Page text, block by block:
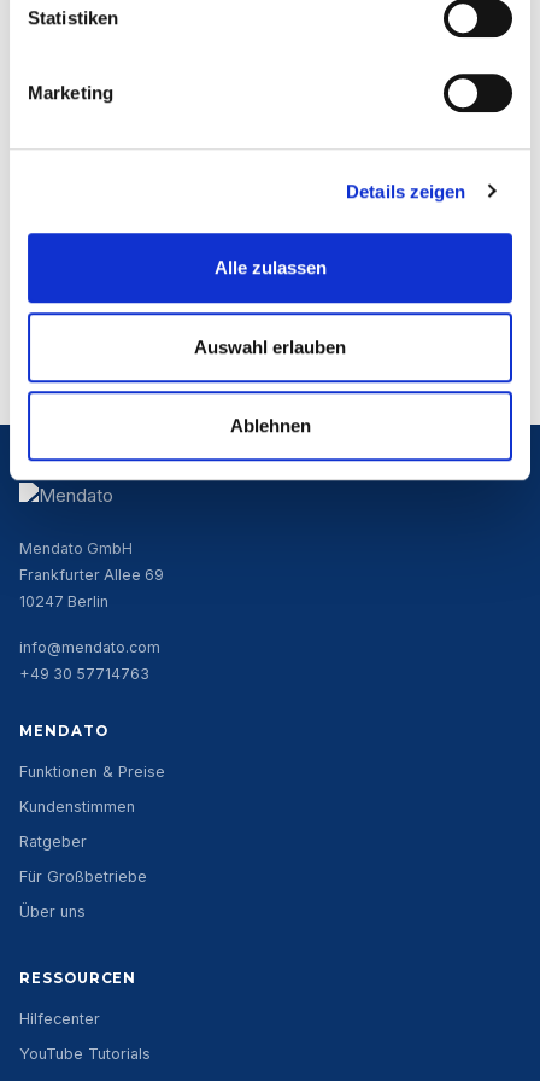
Statistiken
Marketing
Details zeigen
Alle zulassen
Auswahl erlauben
Ablehnen
auf diesen Seiten unterliegen dem deutschen
und jede Art der Verwertung außerhalb der Grenzen des
Urheberrechtes bedürfen der schriftlichen Zustimmung des
Gebrauch gestattet. Soweit die Inhalte auf dieser Seite
Urheberrechte Dritter beachtet. Insbesondere werden
Inhalte Dritter als solche gekennzeichnet. Sollten Sie
trotzdem auf eine Urheberrechtsverletzung aufmerksam
werden, bitten wir um einen entsprechenden Hinweis. Bei
Bekanntwerden von Rechtsverletzungen werden wir
derartige Inhalte umgehend entfernen.
Mendato GmbH
Frankfurter Allee 69
10247 Berlin
info@mendato.com
+49 30 57714763
MENDATO
Funktionen & Preise
Kundenstimmen
Ratgeber
Für Großbetriebe
Über uns
RESSOURCEN
Hilfecenter
YouTube Tutorials